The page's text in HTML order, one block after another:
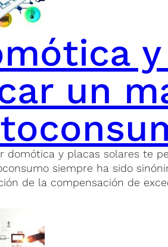
un
domótica y placas solares te
siempre ha sido
de la compensación de